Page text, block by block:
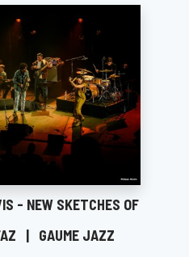
- NEW SKETCHES OF
| GAUME JAZZ